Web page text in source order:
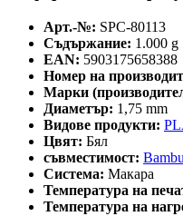
Арт.-№: SPC-80113
Съдържание: 1.000 g
EAN: 5903175658388
Номер на
Марки
Диаметър: 1,75 mm
Видове продукти:
Цвят: Бял
съвместимост:
Система: Макара
Температура на
Температура на